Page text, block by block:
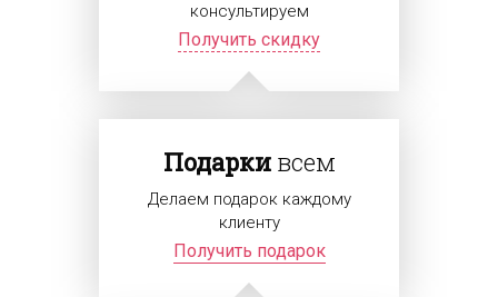
консультируем
Получить скидку
Подаркивсем
Делаем подарок каждому
клиенту
Получить подарок